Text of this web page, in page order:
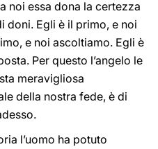
noi essa dona la certezza
doni. Egli è il primo, e noi
e noi ascoltiamo. Egli è
Per questo l’angelo le
meravigliosa
della nostra fede, è di
l’uomo ha potuto